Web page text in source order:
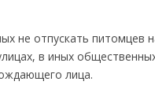
не отпускать питомцев
в иных
лица.